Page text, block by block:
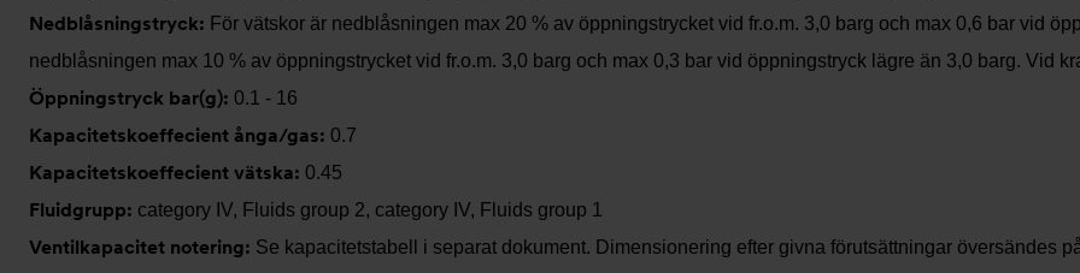
Nedblåsningstryck: För vätskor är nedblåsningen max 20 % av öppningstrycket vid fr.o.m. 3,0 barg och max 0,6 bar vid
nedblåsningen max 10 % av öppningstrycket vid fr.o.m. 3,0 barg och max 0,3 bar vid öppningstryck lägre än 3,0 barg. Vid
Öppningstryck bar(g): 0.1 - 16
Kapacitetskoeffecient ånga/gas: 0.7
Kapacitetskoeffecient vätska: 0.45
Fluidgrupp: category IV, Fluids group 2, category IV, Fluids group 1
Ventilkapacitet notering: Se kapacitetstabell i separat dokument. Dimensionering efter givna förutsättningar översändes